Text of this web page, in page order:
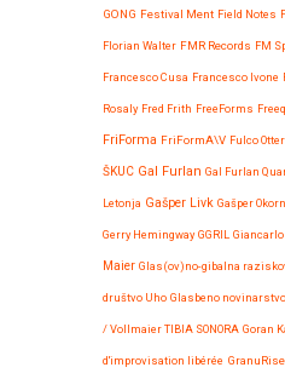
GONG Festival Ment Field Notes
Florian Walter FMR Records FM
Francesco Cusa Francesco Ivone
Rosaly Fred Frith FreeForms
FriForma FriFormA\V Fulco
ŠKUC Gal Furlan Gal Furlan
Letonja Gašper Livk Gašper Okorn
Gerry Hemingway GGRIL
Maier Glas(ov)no-gibalna
društvo Uho Glasbeno novinarstvo
/ Vollmaier TIBIA SONORA Goran
d'improvisation libérée GranuRise